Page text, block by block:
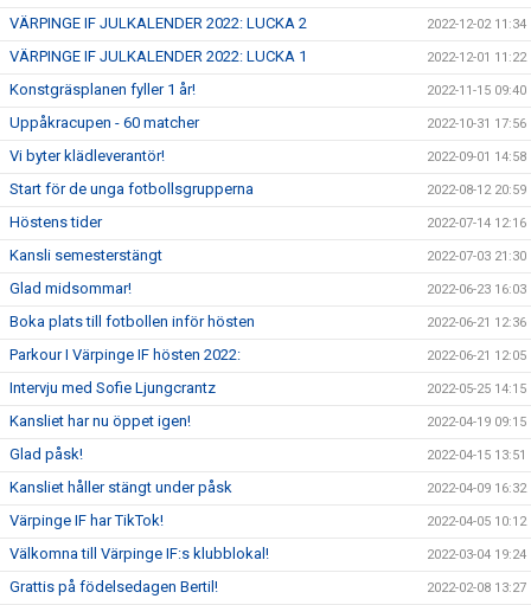
VÄRPINGE IF JULKALENDER 2022: LUCKA 2 2022-12-02 11:34
VÄRPINGE IF JULKALENDER 2022: LUCKA 1 2022-12-01 11:22
Konstgräsplanen fyller 1 år! 2022-11-15 09:40
Uppåkracupen - 60 matcher 2022-10-31 17:56
Vi byter klädleverantör! 2022-09-01 14:58
Start för de unga fotbollsgrupperna 2022-08-12 20:59
Höstens tider 2022-07-14 12:16
Kansli semesterstängt 2022-07-03 21:30
Glad midsommar! 2022-06-23 16:03
Boka plats till fotbollen inför hösten 2022-06-21 12:36
Parkour I Värpinge IF hösten 2022: 2022-06-21 12:05
Intervju med Sofie Ljungcrantz 2022-05-25 14:15
Kansliet har nu öppet igen! 2022-04-19 09:15
Glad påsk! 2022-04-15 13:51
Kansliet håller stängt under påsk 2022-04-09 16:32
Värpinge IF har TikTok! 2022-04-05 10:12
Välkomna till Värpinge IF:s klubblokal! 2022-03-04 19:24
Grattis på födelsedagen Bertil! 2022-02-08 13:27